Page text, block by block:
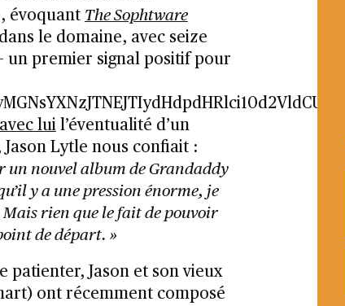
évoquant The Sophtware
le domaine, avec seize
un premier signal positif pour
lui l’éventualité d’un
Jason Lytle nous confiait :
un nouvel album de Grandaddy
y a une pression énorme, je
Mais rien que le fait de pouvoir
de départ. »
patienter, Jason et son vieux
ont récemment composé